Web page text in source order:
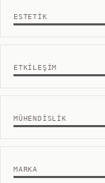
ESTETIK
ETKILEŞIM
MÜHENDISLIK
MARKA